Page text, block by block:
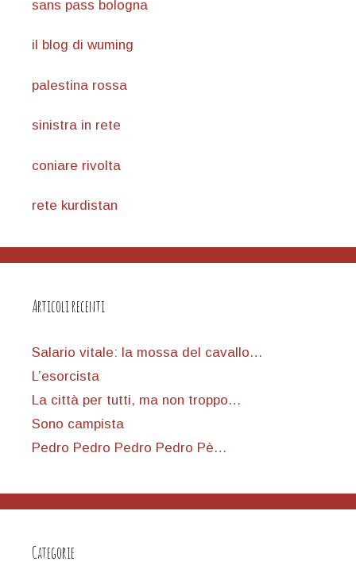
sans pass bologna
il blog di wuming
palestina rossa
sinistra in rete
coniare rivolta
rete kurdistan
Articoli recenti
Salario vitale: la mossa del cavallo…
L’esorcista
La città per tutti, ma non troppo…
Sono campista
Pedro Pedro Pedro Pedro Pè…
Categorie